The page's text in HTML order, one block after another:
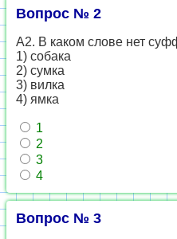
Вопрос № 2
А2. В каком слове нет
1) собака
2) сумка
3) вилка
4) ямка
1
2
3
4
Вопрос № 3